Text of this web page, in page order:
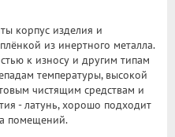
корпус изделия и
из инертного металла.
к износу и другим типам
температуры, высокой
чистящим средствам и
- латунь, хорошо подходит
помещений.